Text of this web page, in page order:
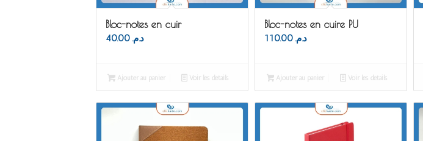
Bloc-notes en cuir
د.م. 40.00
Ajouter au panier Voir les détails
Bloc-notes en cuire PU
د.م. 110.00
Ajouter au panier Voir les détails